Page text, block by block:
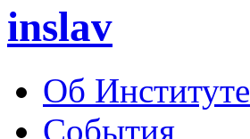
inslav
Об Институте
События